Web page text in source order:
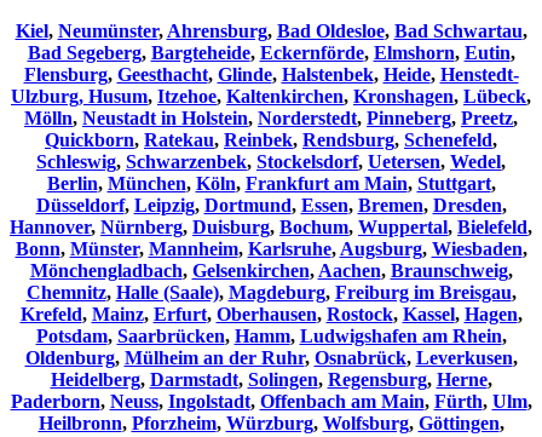
Kiel, Neumünster, Ahrensburg, Bad Oldesloe, Bad Schwartau,
Bad Segeberg, Bargteheide, Eckernförde, Elmshorn, Eutin,
Flensburg, Geesthacht, Glinde, Halstenbek, Heide, Henstedt-
Ulzburg, Husum, Itzehoe, Kaltenkirchen, Kronshagen, Lübeck,
Mölln, Neustadt in Holstein, Norderstedt, Pinneberg, Preetz,
Quickborn, Ratekau, Reinbek, Rendsburg, Schenefeld,
Schleswig, Schwarzenbek, Stockelsdorf, Uetersen, Wedel,
Berlin, München, Köln, Frankfurt am Main, Stuttgart,
Düsseldorf, Leipzig, Dortmund, Essen, Bremen, Dresden,
Hannover, Nürnberg, Duisburg, Bochum, Wuppertal, Bielefeld,
Bonn, Münster, Mannheim, Karlsruhe, Augsburg, Wiesbaden,
Mönchengladbach, Gelsenkirchen, Aachen, Braunschweig,
Chemnitz⁠, Halle (Saale), Magdeburg, Freiburg im Breisgau,
Krefeld, Mainz, Erfurt, Oberhausen, Rostock, Kassel, Hagen,
Potsdam, Saarbrücken, Hamm, Ludwigshafen am Rhein,
Oldenburg, Mülheim an der Ruhr, Osnabrück, Leverkusen,
Heidelberg, Darmstadt, Solingen, Regensburg, Herne,
Paderborn, Neuss, Ingolstadt, Offenbach am Main, Fürth, Ulm,
Heilbronn, Pforzheim, Würzburg, Wolfsburg, Göttingen,